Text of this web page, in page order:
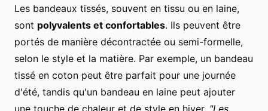
Les bandeaux tissés, souvent en tissu ou en laine,
sont polyvalents et confortables. Ils peuvent être
portés de manière décontractée ou semi-formelle,
selon le style et la matière. Par exemple, un bandeau
tissé en coton peut être parfait pour une journée
d'été, tandis qu'un bandeau en laine peut ajouter
une touche de chaleur et de style en hiver. "Les